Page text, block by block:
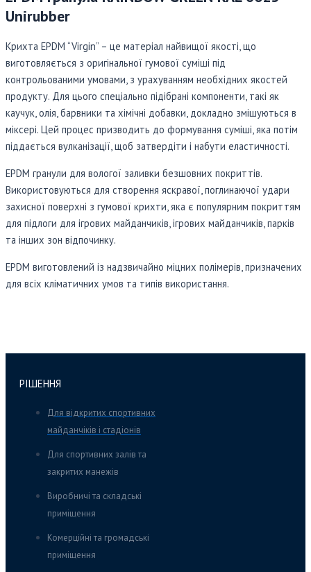
Unirubber
Крихта EPDM “Virgin” – це матеріал найвищої якості, що
виготовляється з оригінальної гумової суміші під
контрольованими умовами, з урахуванням необхідних якостей
продукту. Для цього спеціально підібрані компоненти, такі як
каучук, олія, барвники та хімічні добавки, докладно змішуються в
міксері. Цей процес призводить до формування суміші, яка потім
піддається вулканізації, щоб затвердіти і набути еластичності.
EPDM гранули для вологої заливки безшовних покриттів.
Використовуються для створення яскравої, поглинаючої удари
захисної поверхні з гумової крихти, яка є популярним покриттям
для підлоги для ігрових майданчиків, ігрових майданчиків, парків
та інших зон відпочинку.
EPDM виготовлений із надзвичайно міцних полімерів, призначених
для всіх кліматичних умов та типів використання.
РІШЕННЯ
Для відкритих спортивних
майданчіків і стадіонів
Для спортивних залів та
закритих манежів
Виробничі та складські
приміщення
Комерційні та громадські
приміщення